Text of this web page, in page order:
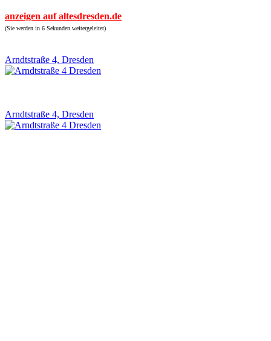
anzeigen auf altesdresden.de
(Sie werden in 6 Sekunden weitergeleitet)
Arndtstraße 4, Dresden
Arndtstraße 4, Dresden